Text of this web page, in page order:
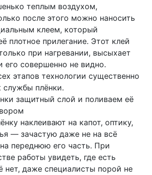
теплым воздухом,
после этого можно наносить
клеем, который
плотное прилегание. Этот клей
при нагревании, высыхает
его совершенно не видно.
этапов технологии существенно
службы плёнки.
защитный слой и поливаем её
наклеивают на капот, оптику,
— зачастую даже не на всё
переднюю его часть. При
работы увидеть, где есть
нет, даже специалисты порой не